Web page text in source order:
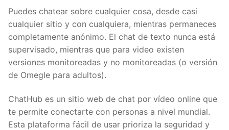
Puedes chatear sobre cualquier cosa, desde casi
cualquier sitio y con cualquiera, mientras permaneces
completamente anónimo. El chat de texto nunca está
supervisado, mientras que para video existen
versiones monitoreadas y no monitoreadas (o versión
de Omegle para adultos).
ChatHub es un sitio web de chat por vídeo online que
te permite conectarte con personas a nivel mundial.
Esta plataforma fácil de usar prioriza la seguridad y